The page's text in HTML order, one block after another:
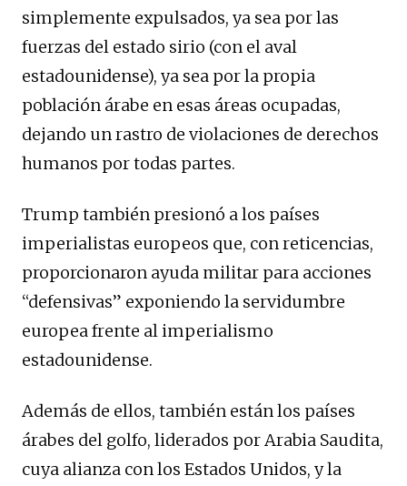
simplemente expulsados, ya sea por las
fuerzas del estado sirio (con el aval
estadounidense), ya sea por la propia
población árabe en esas áreas ocupadas,
dejando un rastro de violaciones de derechos
humanos por todas partes.
Trump también presionó a los países
imperialistas europeos que, con reticencias,
proporcionaron ayuda militar para acciones
“defensivas” exponiendo la servidumbre
europea frente al imperialismo
estadounidense.
Además de ellos, también están los países
árabes del golfo, liderados por Arabia Saudita,
cuya alianza con los Estados Unidos, y la